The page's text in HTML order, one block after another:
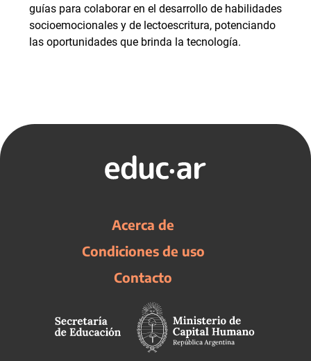
guías para colaborar en el desarrollo de habilidades
socioemocionales y de lectoescritura, potenciando
las oportunidades que brinda la tecnología.
Acerca de
Condiciones de uso
Contacto